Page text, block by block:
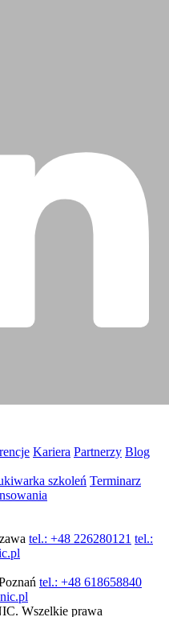
Kariera Partnerzy Blog
szkoleń Terminarz
tel.: +48 226280121 tel.:
tel.: +48 618658840
Wszelkie prawa